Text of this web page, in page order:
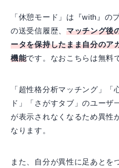
「休憩モード」は『with』の
の送受信履歴、 マッチング後
ータを保持したまま自分のア
機能です。なおこちらは無料
「超性格分析マッチング」「
ド」「さがすタブ」のユーザ
が表示されなくなるため異性
なります。
また、自分が異性に足あとを